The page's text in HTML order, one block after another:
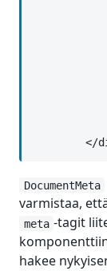
</
DocumentMeta
varmistaa,
meta -tagit
hakee